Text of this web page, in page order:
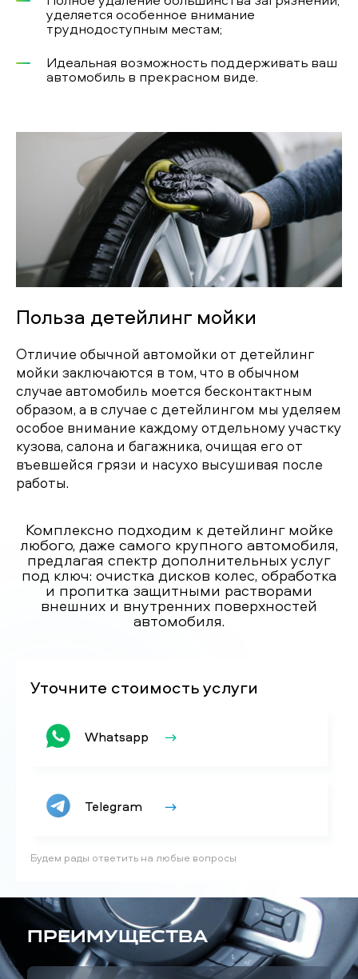
уделяется особенное внимание
труднодоступным местам;
Идеальная возможность поддерживать ваш
автомобиль в прекрасном виде.
Польза детейлинг мойки
Отличие обычной автомойки от детейлинг
мойки заключаются в том, что в обычном
случае автомобиль моется бесконтактным
образом, а в случае с детейлингом мы уделяем
особое внимание каждому отдельному участку
кузова, салона и багажника, очищая его от
въевшейся грязи и насухо высушивая после
работы.
Комплексно подходим к детейлинг мойке
любого, даже самого крупного автомобиля,
предлагая спектр дополнительных услуг
под ключ: очистка дисков колес, обработка
и пропитка защитными растворами
внешних и внутренних поверхностей
автомобиля.
Уточните стоимость услуги
Whatsapp
Telegram
Будем рады ответить на любые вопросы
Преимущества